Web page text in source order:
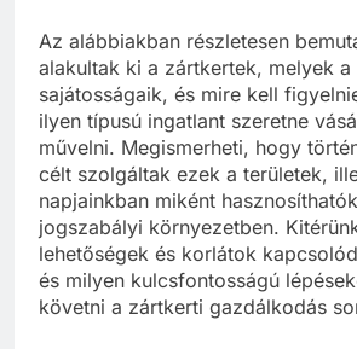
Az alábbiakban részletesen
alakultak ki a zártkertek, melyek
sajátosságaik, és mire kell
ilyen típusú ingatlant szeretne
művelni. Megismerheti, hogy
célt szolgáltak ezek a területek,
napjainkban miként
jogszabályi környezetben.
lehetőségek és korlátok
és milyen kulcsfontosságú
követni a zártkerti gazdálkodás